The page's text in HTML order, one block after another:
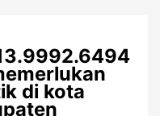
di kota